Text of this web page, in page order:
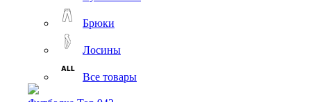
Брюки
Лосины
Все товары